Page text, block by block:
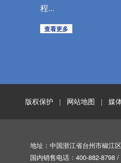
程...
查看更多
版权保护 网站地图 媒
地址：中国浙江省台州市椒江
国内销售电话：400-882-8798